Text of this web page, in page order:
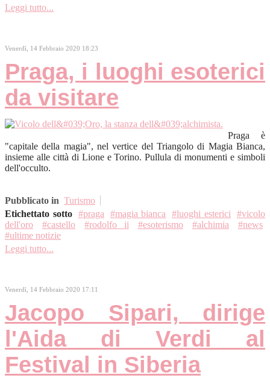
Leggi tutto...
Venerdì, 14 Febbraio 2020 18:23
Praga, i luoghi esoterici
da visitare
Praga è
"capitale della magia", nel vertice del Triangolo di Magia Bianca,
insieme alle città di Lione e Torino. Pullula di monumenti e simboli
dell'occulto.
Pubblicato in Turismo
Etichettato sotto
praga magia bianca luoghi esterici
vicolo
dell'oro
castello rodolfo ii esoterismo alchimia
news
ultime notizie
Leggi tutto...
Venerdì, 14 Febbraio 2020 17:11
Jacopo Sipari, dirige
l'Aida di Verdi al
Festival in Siberia